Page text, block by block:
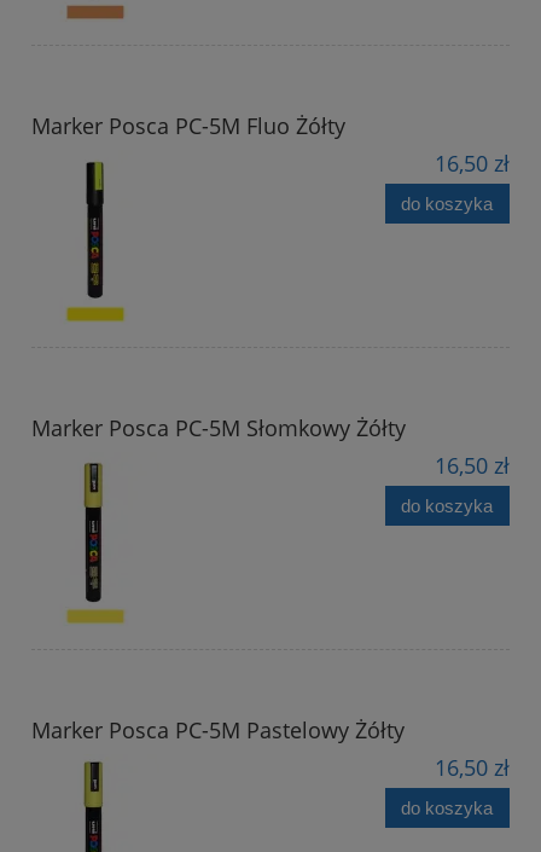
Marker Posca PC-5M Fluo Żółty
16,50 zł
do koszyka
Marker Posca PC-5M Słomkowy Żółty
16,50 zł
do koszyka
Marker Posca PC-5M Pastelowy Żółty
16,50 zł
do koszyka